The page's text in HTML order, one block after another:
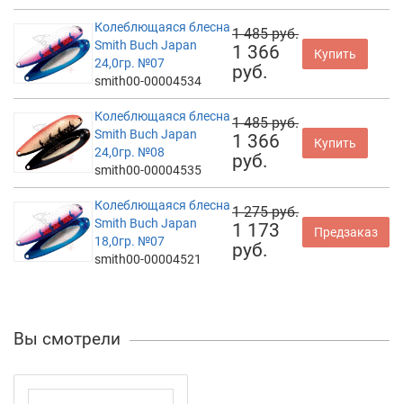
Колеблющаяся блесна
Smith Buch Japan
24,0гр. №07
smith00-00004534
1 485 руб.
1 366
руб.
Купить
Колеблющаяся блесна
Smith Buch Japan
24,0гр. №08
smith00-00004535
1 485 руб.
1 366
руб.
Купить
Колеблющаяся блесна
Smith Buch Japan
18,0гр. №07
smith00-00004521
1 275 руб.
1 173
руб.
Предзаказ
Вы смотрели